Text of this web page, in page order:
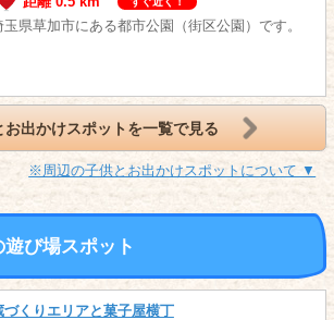
玉県草加市にある都市公園（街区公園）です。
お出かけスポットを一覧で見る
※周辺の子供とお出かけスポットについて ▼
び場スポット
づくりエリアと菓子屋横丁